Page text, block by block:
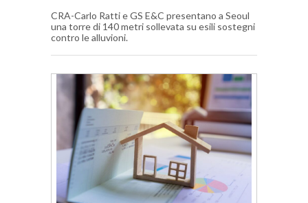
CRA-Carlo Ratti e GS E&C presentano a Seoul
una torre di 140 metri sollevata su esili sostegni
contro le alluvioni.